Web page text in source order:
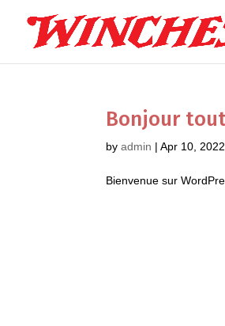
Bonjour
byadmin |Apr 10, 2022
Bienvenue sur